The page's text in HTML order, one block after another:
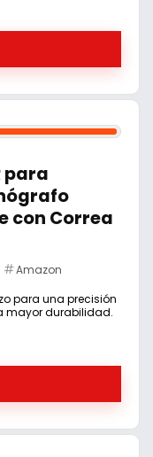
para
con Correa
Amazon
para una precisión
mayor durabilidad.